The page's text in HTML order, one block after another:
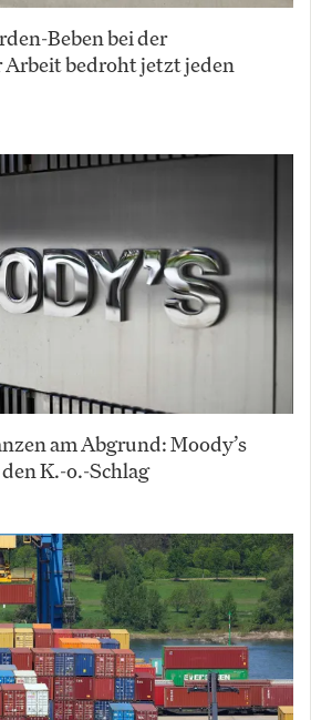
Beben bei der
bedroht jetzt jeden
am Abgrund: Moody’s
K.-o.-Schlag